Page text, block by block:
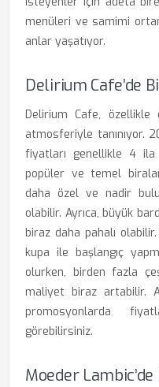
menüleri ve samimi
anlar yaşatıyor.
Delirium Cafe’de
Delirium Cafe,
atmosferiyle tanınıyor.
fiyatları genellikle 4 ila
popüler ve temel
daha özel ve nadir
olabilir. Ayrıca, büyük
biraz daha pahalı
kupa ile başlangıç
olurken, birden fazla
maliyet biraz artabilir.
promosyonlarda
görebilirsiniz.
Moeder